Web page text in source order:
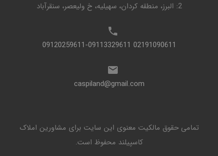
2: البرز، منطقه کردان، سهیلیه، خ ولیعصر، سنقرآباد
02191090611 09120259611-09113329611
caspiland@gmail.com
تمامی حقوق مالکیت معنوی این ‌سایت برای مشاورین املاک
کاسپیلند محفوظ است.